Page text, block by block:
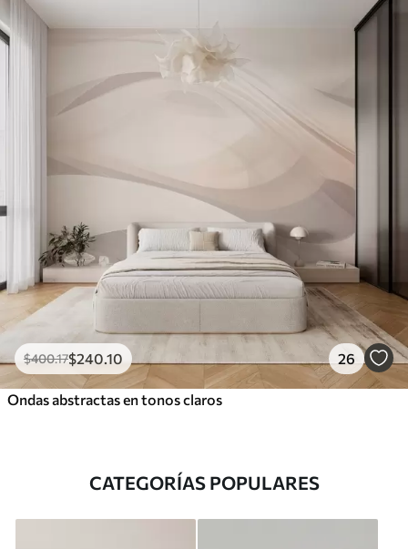
$400.17$240.10 26
Ondas abstractas en tonos claros
CATEGORÍAS POPULARES